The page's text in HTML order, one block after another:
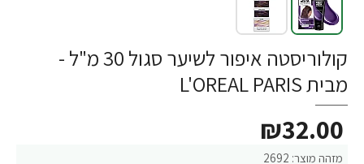
קולוריסטה איפור לשיער סגול 30 מ"ל -
מבית L'OREAL PARIS
מזהה מוצר: 2692
₪32.00